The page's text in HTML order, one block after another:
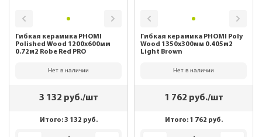
Гибкая керамика PHOMI
Polished Wood 1200x600мм
0.72м2 Robe Red PRO
Нет в наличии
3 132 руб./шт
Итого:3 132 руб.
Гибкая керамика PHOMI Poly
Wood 1350x300мм 0.405м2
Light Brown
Нет в наличии
1 762 руб./шт
Итого: 1 762 руб.